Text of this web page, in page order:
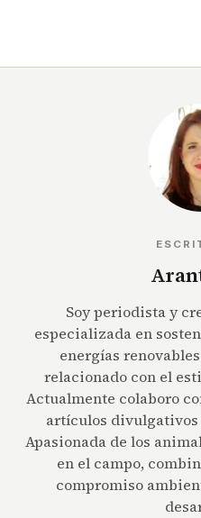
Soy periodista y
especializada en
energías
relacionado con el
Actualmente colaboro
artículos
Apasionada de los
en el campo,
compromiso